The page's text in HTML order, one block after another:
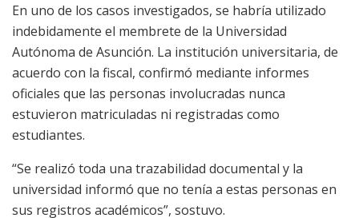
En uno de los casos investigados, se habría utilizado
indebidamente el membrete de la Universidad
Autónoma de Asunción. La institución universitaria, de
acuerdo con la fiscal, confirmó mediante informes
oficiales que las personas involucradas nunca
estuvieron matriculadas ni registradas como
estudiantes.
“Se realizó toda una trazabilidad documental y la
universidad informó que no tenía a estas personas en
sus registros académicos”, sostuvo.